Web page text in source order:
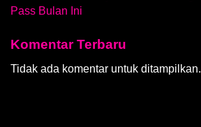
Pass Bulan Ini
Komentar Terbaru
Tidak ada komentar untuk ditampilkan.